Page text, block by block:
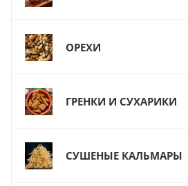
ОРЕХИ
ГРЕНКИ И СУХАРИКИ
СУШЕНЫЕ КАЛЬМАРЫ